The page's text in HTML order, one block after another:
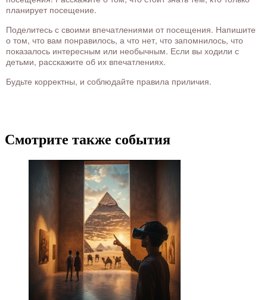
планирует посещение.
Поделитесь с своими впечатлениями от посещения. Напишите
о том, что вам понравилось, а что нет, что запомнилось, что
показалось интересным или необычным. Если вы ходили с
детьми, расскажите об их впечатлениях.
Будьте корректны, и соблюдайте правила приличия.
Смотрите также события